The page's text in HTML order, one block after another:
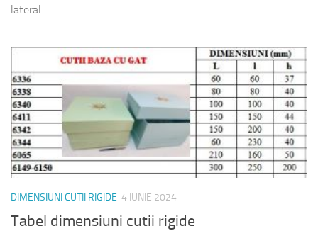
lateral...
DIMENSIUNI CUTII RIGIDE 4 IUNIE 2024
Tabel dimensiuni cutii rigide